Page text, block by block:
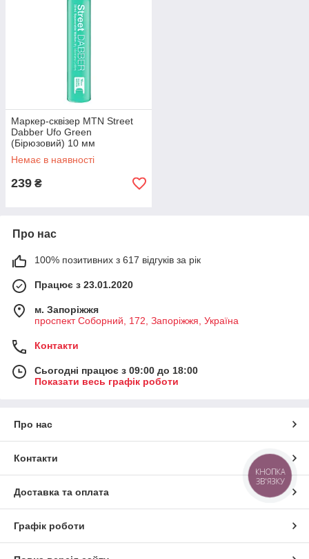
Маркер-сквізер MTN Street
Dabber Ufo Green
(Бірюзовий) 10 мм
Немає в наявності
239 ₴
Про нас
100% позитивних з 617 відгуків за рік
Працює з 23.01.2020
м. Запоріжжя
проспект Соборний, 172, Запоріжжя, Україна
Контакти
Сьогодні працює з 09:00 до 18:00
Показати весь графік роботи
Про нас
Контакти
Доставка та оплата
Графік роботи
КНОПКА
ЗВ'ЯЗКУ